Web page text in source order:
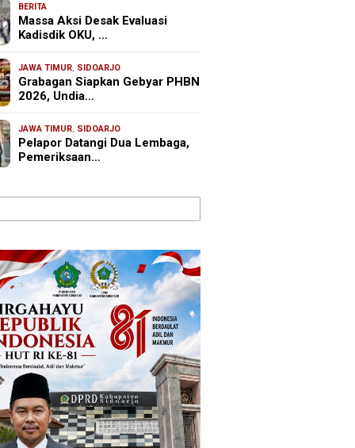
BERITA
Massa Aksi Desak Evaluasi
Kadisdik OKU, …
JAWA TIMUR, SIDOARJO
Grabagan Siapkan Gebyar PHBN
2026, Undia…
JAWA TIMUR, SIDOARJO
Pelapor Datangi Dua Lembaga,
Pemeriksaan…